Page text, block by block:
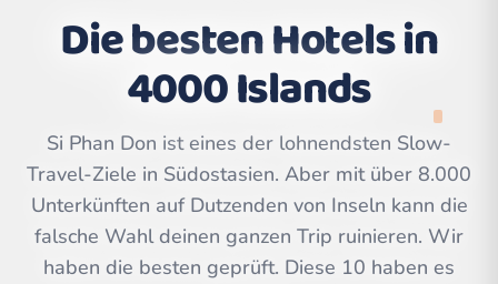
contributors | ©
CARTO
Die besten Hotels in
4000 Islands
Si Phan Don ist eines der lohnendsten Slow-
Travel-Ziele in Südostasien. Aber mit über 8.000
Unterkünften auf Dutzenden von Inseln kann die
falsche Wahl deinen ganzen Trip ruinieren. Wir
haben die besten geprüft. Diese 10 haben es